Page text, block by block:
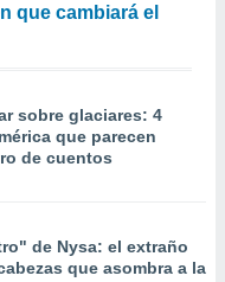
que cambiará el
sobre glaciares: 4
que parecen
de cuentos
de Nysa: el extraño
que asombra a la